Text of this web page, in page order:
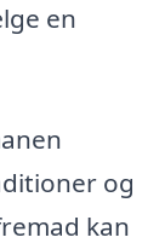
en
og
kan